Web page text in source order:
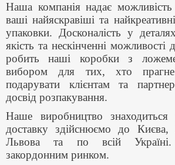
Наша компанія надає
ваші найяскравіші та
упаковки. Досконалість у
якість та нескінченні
робить наші коробки з
вибором для тих, хто прагне
подарувати клієнтам та
досвід розпакування.
Наше виробництво
доставку здійснюємо до
Львова та по всій
закордонним ринком.